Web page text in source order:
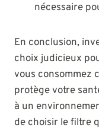
nécessaire
En conclusion,
choix judicieux
vous consommez
protège votre
à un
de choisir le filtre